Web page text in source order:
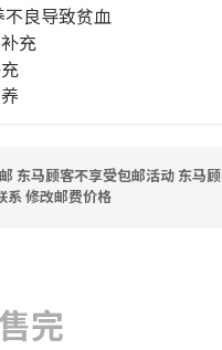
良导致贫血
充
东马顾客不享受包邮活动 东马顾
系 修改邮费价格
售完